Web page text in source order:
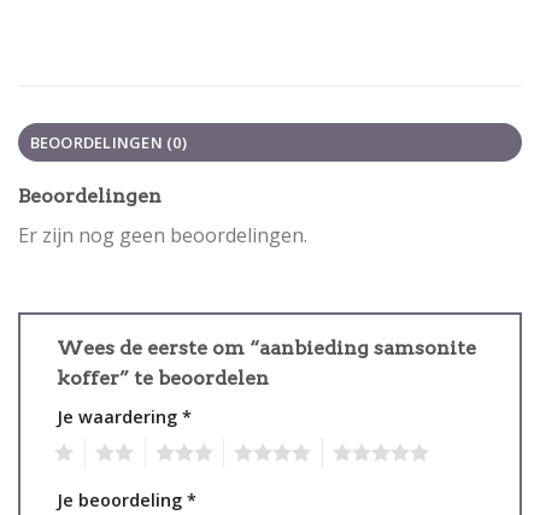
BEOORDELINGEN (0)
Beoordelingen
Er zijn nog geen beoordelingen.
Wees de eerste om “aanbieding samsonite
koffer” te beoordelen
Je waardering *
Je beoordeling *